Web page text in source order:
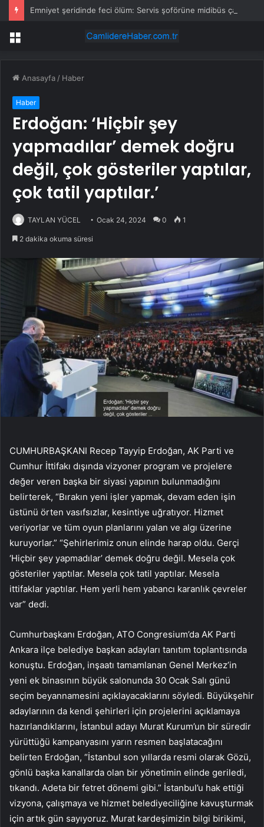
Menü
Anasayfa / Haber
Haber
Erdoğan: ‘Hiçbir şey
yapmadılar’ demek doğru
değil, çok gösteriler yaptılar,
çok tatil yaptılar.’
TAYLAN YÜCEL Ocak 24, 2024 0 1
2 dakika okuma süresi
CUMHURBAŞKANI Recep Tayyip Erdoğan, AK Parti ve
Cumhur İttifakı dışında vizyoner program ve projelere
değer veren başka bir siyasi yapının bulunmadığını
belirterek, “Bırakın yeni işler yapmak, devam eden işin
üstünü örten vasıfsızlar, kesintiye uğratıyor. Hizmet
veriyorlar ve tüm oyun planlarını yalan ve algı üzerine
kuruyorlar.” “Şehirlerimiz onun elinde harap oldu. Gerçi
‘Hiçbir şey yapmadılar’ demek doğru değil. Mesela çok
gösteriler yaptılar. Mesela çok tatil yaptılar. Mesela
ittifaklar yaptılar. Hem yerli hem yabancı karanlık çevreler
var” dedi.
Cumhurbaşkanı Erdoğan, ATO Congresium’da AK Parti
Ankara ilçe belediye başkan adayları tanıtım toplantısında
konuştu. Erdoğan, inşaatı tamamlanan Genel Merkez’in
yeni ek binasının büyük salonunda 30 Ocak Salı günü
seçim beyannamesini açıklayacaklarını söyledi. Büyükşehir
adaylarının da kendi şehirleri için projelerini açıklamaya
hazırlandıklarını, İstanbul adayı Murat Kurum’un bir süredir
yürüttüğü kampanyasını yarın resmen başlatacağını
belirten Erdoğan, “İstanbul son yıllarda resmi olarak Gözü,
gönlü başka kanallarda olan bir yönetimin elinde geriledi,
tıkandı. Adeta bir fetret dönemi gibi.” İstanbul’u hak ettiği
vizyona, çalışmaya ve hizmet belediyeciliğine kavuşturmak
için artık gün sayıyoruz. Murat kardeşimizin bilgi birikimi,